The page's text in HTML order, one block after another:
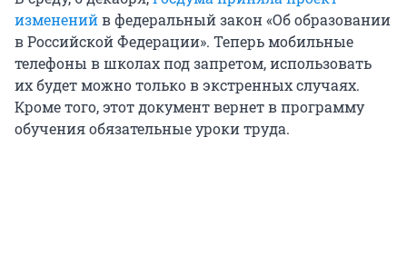
измененийв федеральный закон «Об образовании
в Российской Федерации». Теперь мобильные
телефоны в школах под запретом, использовать
их будет можно только в экстренных случаях.
Кроме того, этот документ вернет в программу
обучения обязательные уроки труда.